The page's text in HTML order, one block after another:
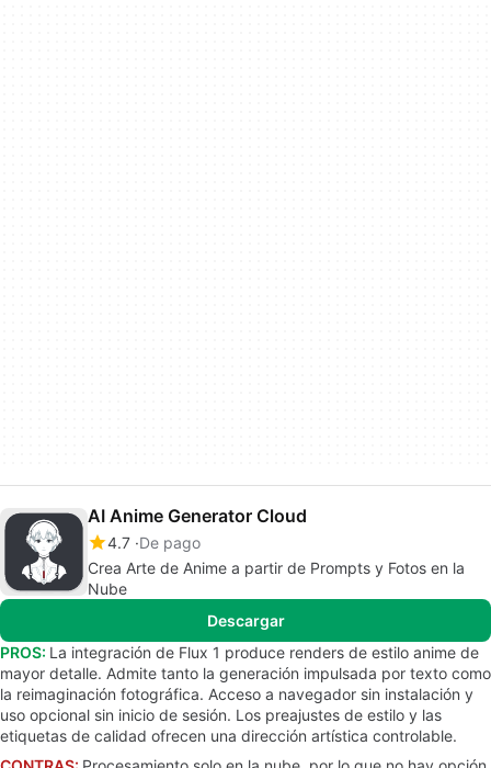
AI Anime Generator Cloud
4.7 De pago
Crea Arte de Anime a partir de Prompts y Fotos en la
Nube
Descargar
PROS: La integración de Flux 1 produce renders de estilo anime de
mayor detalle. Admite tanto la generación impulsada por texto como
la reimaginación fotográfica. Acceso a navegador sin instalación y
uso opcional sin inicio de sesión. Los preajustes de estilo y las
etiquetas de calidad ofrecen una dirección artística controlable.